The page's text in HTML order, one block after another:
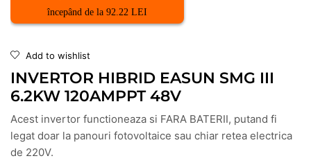
începând de la 92.22 LEI
Add to wishlist
INVERTOR HIBRID EASUN SMG III
6.2KW 120AMPPT 48V
Acest invertor functioneaza si FARA BATERII, putand fi
legat doar la panouri fotovoltaice sau chiar retea electrica
de 220V.